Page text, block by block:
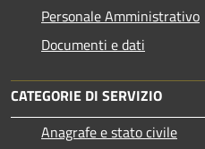
Personale Amministrativo
Documenti e dati
CATEGORIE DI SERVIZIO
Anagrafe e stato civile